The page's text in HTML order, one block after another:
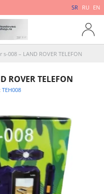
SR RU EN
008 – LAND ROVER TELEFON
ROVER TELEFON
TEH008